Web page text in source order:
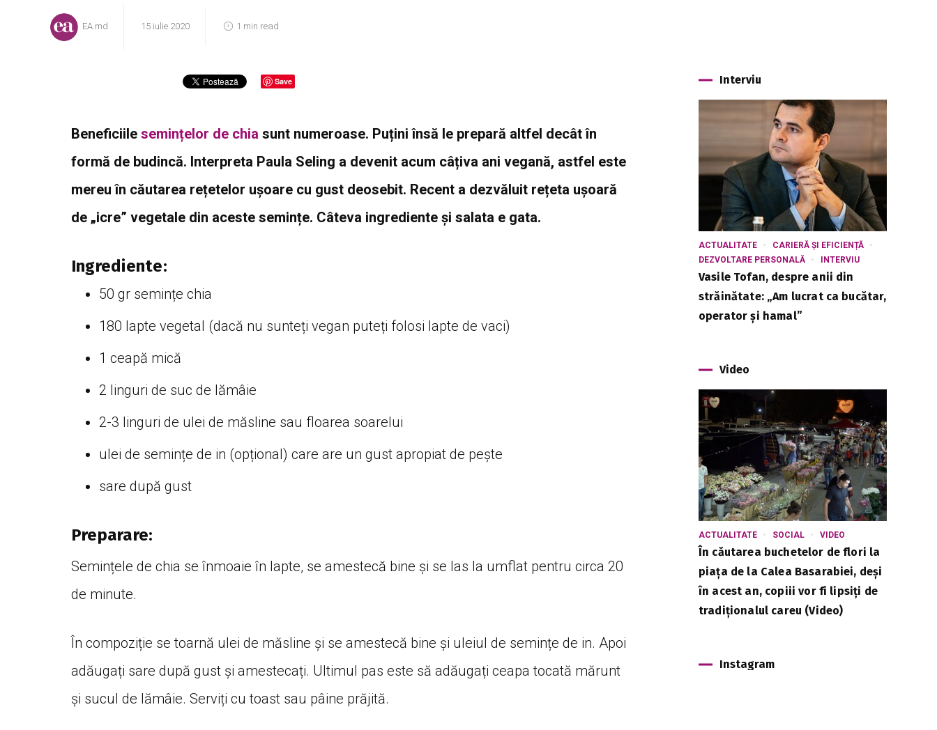
EA.md 15 iulie 2020 1 min read
Save
Beneficiile semințelor de chia sunt numeroase. Puțini însă le prepară altfel decât în
formă de budincă. Interpreta Paula Seling a devenit acum câțiva ani vegană, astfel este
mereu în căutarea rețetelor ușoare cu gust deosebit. Recent a dezvăluit rețeta ușoară
de „icre” vegetale din aceste semințe. Câteva ingrediente și salata e gata.
Ingrediente:
50 gr semințe chia
180 lapte vegetal (dacă nu sunteți vegan puteți folosi lapte de vaci)
1 ceapă mică
2 linguri de suc de lămâie
2-3 linguri de ulei de măsline sau floarea soarelui
ulei de semințe de in (opțional) care are un gust apropiat de pește
sare după gust
Preparare:
Semințele de chia se înmoaie în lapte, se amestecă bine și se las la umflat pentru circa 20
de minute.
În compoziție se toarnă ulei de măsline și se amestecă bine și uleiul de semințe de in. Apoi
adăugați sare după gust și amestecați. Ultimul pas este să adăugați ceapa tocată mărunt
și sucul de lămâie. Serviți cu toast sau pâine prăjită.
Interviu
ACTUALITATE
CARIERĂ ȘI EFICIENȚĂ
DEZVOLTARE PERSONALĂ
INTERVIU
Vasile Tofan, despre anii din
străinătate: „Am lucrat ca bucătar,
operator și hamal”
Video
ACTUALITATE SOCIAL VIDEO
În căutarea buchetelor de flori la
piața de la Calea Basarabiei, deși
în acest an, copiii vor fi lipsiți de
tradiționalul careu (Video)
Instagram